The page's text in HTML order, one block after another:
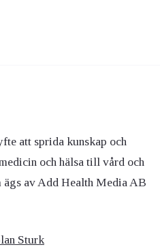
att sprida kunskap och
och hälsa till vård och
av Add Health Media AB
Sturk